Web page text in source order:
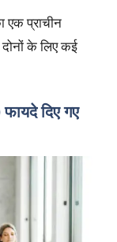
एक प्राचीन
के लिए कई
दिए गए